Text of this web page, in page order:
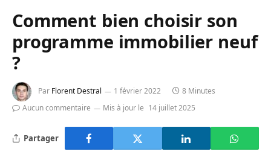
Comment bien choisir son
programme immobilier neuf
?
Par Florent Destral 1 février 2022
8 Minutes
Aucun commentaire
Mis à jour le 14 juillet 2025
Partager